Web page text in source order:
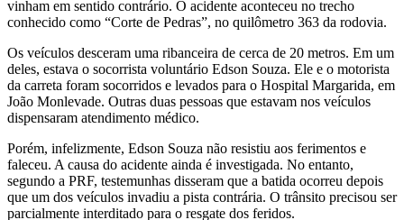
vinham em sentido contrário. O acidente aconteceu no trecho
conhecido como “Corte de Pedras”, no quilômetro 363 da rodovia.
Os veículos desceram uma ribanceira de cerca de 20 metros. Em um
deles, estava o socorrista voluntário Edson Souza. Ele e o motorista
da carreta foram socorridos e levados para o Hospital Margarida, em
João Monlevade. Outras duas pessoas que estavam nos veículos
dispensaram atendimento médico.
Porém, infelizmente, Edson Souza não resistiu aos ferimentos e
faleceu. A causa do acidente ainda é investigada. No entanto,
segundo a PRF, testemunhas disseram que a batida ocorreu depois
que um dos veículos invadiu a pista contrária. O trânsito precisou ser
parcialmente interditado para o resgate dos feridos.